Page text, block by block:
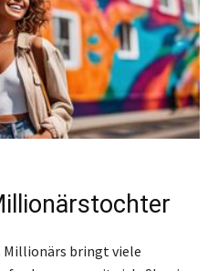
Millionärs bringt viele